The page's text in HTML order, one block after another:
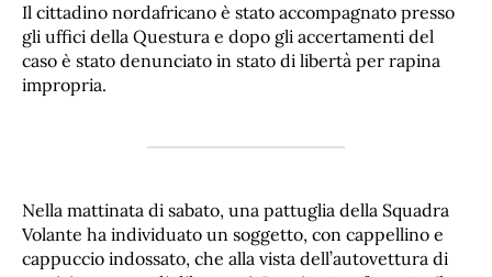
Il cittadino nordafricano è stato accompagnato presso
gli uffici della Questura e dopo gli accertamenti del
caso è stato denunciato in stato di libertà per rapina
impropria.
Nella mattinata di sabato, una pattuglia della Squadra
Volante ha individuato un soggetto, con cappellino e
cappuccio indossato, che alla vista dell’autovettura di